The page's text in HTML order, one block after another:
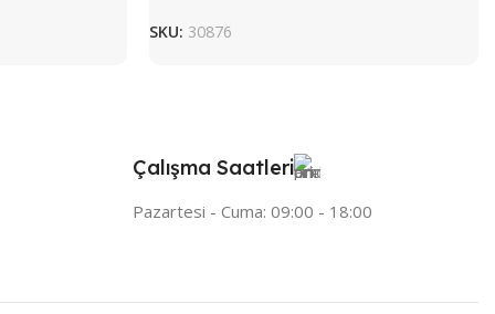
SKU: 30876
Çalışma Saatleri
Pazartesi - Cuma: 09:00 - 18:00